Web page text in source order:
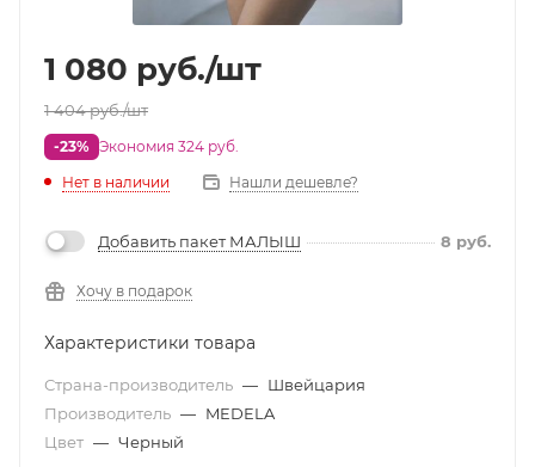
1 080 руб./шт
1 404руб./шт
-23% Экономия 324 руб.
Нет в наличии
Нашли дешевле?
Добавить пакет МАЛЫШ 8 руб.
Хочу в подарок
Характеристики товара
Страна-производитель — Швейцария
Производитель — MEDELA
Цвет — Черный